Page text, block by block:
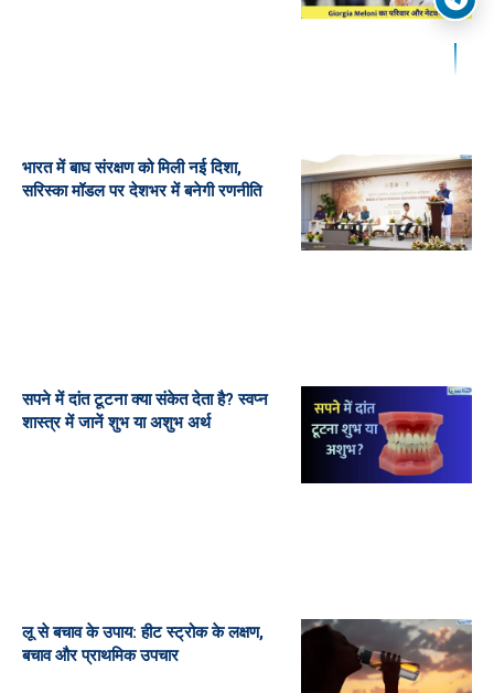
भारत में बाघ संरक्षण को मिली नई दिशा,
सरिस्का मॉडल पर देशभर में बनेगी रणनीति
सपने में दांत टूटना क्या संकेत देता है? स्वप्न
शास्त्र में जानें शुभ या अशुभ अर्थ
लू से बचाव के उपाय: हीट स्ट्रोक के लक्षण,
बचाव और प्राथमिक उपचार